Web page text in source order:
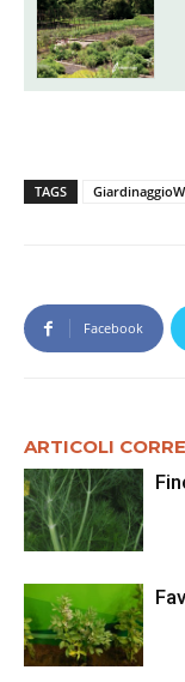
TAGS
Facebook
ARTICOLI